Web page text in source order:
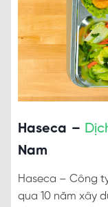
Haseca –
Nam
Haseca – Công
qua 10 năm xây